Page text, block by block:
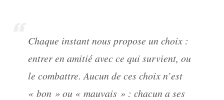
Chaque instant nous propose un choix :
entrer en amitié avec ce qui survient, ou
le combattre. Aucun de ces choix n’est
« bon » ou « mauvais » : chacun a ses